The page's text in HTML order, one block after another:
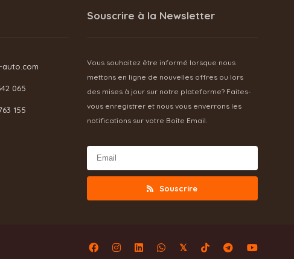
auto.com
065
155
Souscrire à la Newsletter
Vous souhaitez être informé lorsque nous
mettons en ligne de nouvelles offres ou lors
des mises à jour sur notre plateforme? Faites-
vous enregistrer et nous vous enverrons les
notifications sur votre Boîte Email.
Souscrire
𝕏